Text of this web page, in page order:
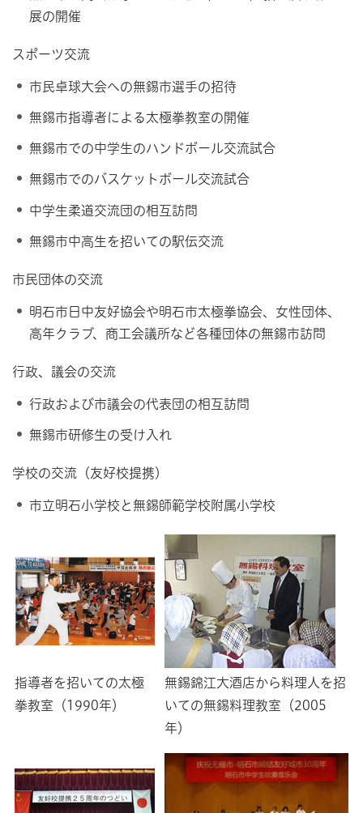
展の開催
スポーツ交流
市民卓球大会への無錫市選手の招待
無錫市指導者による太極拳教室の開催
無錫市での中学生のハンドボール交流試合
無錫市でのバスケットボール交流試合
中学生柔道交流団の相互訪問
無錫市中高生を招いての駅伝交流
市民団体の交流
明石市日中友好協会や明石市太極拳協会、女性団体、
高年クラブ、商工会議所など各種団体の無錫市訪問
行政、議会の交流
行政および市議会の代表団の相互訪問
無錫市研修生の受け入れ
学校の交流（友好校提携）
市立明石小学校と無錫師範学校附属小学校
指導者を招いての太極
拳教室（1990年）
無錫錦江大酒店から料理人を招
いての無錫料理教室（2005
年）